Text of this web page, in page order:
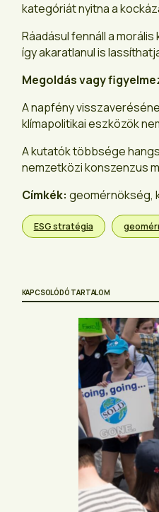
kategóriát nyitna a
Ráadásul fennáll a
így akaratlanul is
Megoldás vagy
A napfény
klímapolitikai eszközök
A kutatók többsége
nemzetközi konszenzus
Címkék: geomérnökség,
ESG stratégia
KAPCSOLÓDÓ TARTALOM